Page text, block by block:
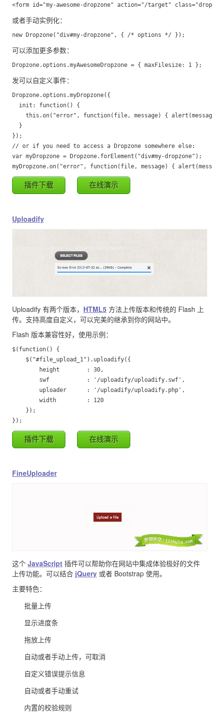
或者手动实例化：
可以添加更多参数：
发可以自定义事件：
Dropzone.options.myDropzone({
  init: function() {
this.on("error", function(file, message) {
  }
});
// or if you need to access a Dropzone somewhere else:
var myDropzone = Dropzone.forElement("div#my-dropzone");
myDropzone.on("error", function(file, message) {
插件下载 在线演示
Uploadify
Uploadify 有两个版本， HTML5 方法上传版本和传统的 Flash 上
传。支持高度自定义，可以完美的继承到你的网站中。
Flash 版本兼容性好，使用示例：
$(function() {
});
插件下载 在线演示
FineUploader
这个 JavaScript 插件可以帮助你在网站中集成体验极好的文件
上传功能。可以结合 jQuery 或者 Bootstrap 使用。
主要特色：
批量上传
显示进度条
拖放上传
自动或者手动上传，可取消
自定义错误提示信息
自动或者手动重试
内置的校验规则